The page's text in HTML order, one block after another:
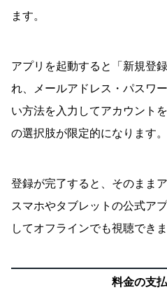
ます。
アプリを起動すると「新規登
れ、メールアドレス・パスワ
い方法を入力してアカウント
の選択肢が限定的になります。
登録が完了すると、そのまま
スマホやタブレットの公式ア
してオフラインでも視聴できま
料金の支